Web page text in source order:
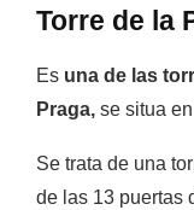
Torre de la
Es una de las
Praga, se situa
Se trata de una
de las 13 puertas